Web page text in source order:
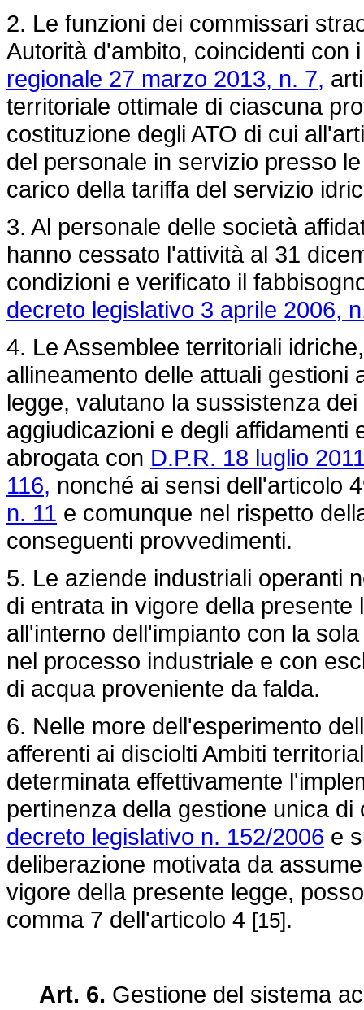
2. Le funzioni dei commissari
Autorità d'ambito, coincidenti
regionale 27 marzo 2013, n. 7,
territoriale ottimale di ciascuna
costituzione degli ATO di cui
del personale in servizio presso
carico della tariffa del servizio
3. Al personale delle società
hanno cessato l'attività al 31
condizioni e verificato il
decreto legislativo 3 aprile 2006,
4. Le Assemblee territoriali
allineamento delle attuali gestioni
legge, valutano la sussistenza
aggiudicazioni e degli affidamenti
abrogata con D.P.R. 18 luglio
116, nonché ai sensi dell'articolo
n. 11 e comunque nel rispetto
conseguenti provvedimenti.
5. Le aziende industriali operanti
di entrata in vigore della
all'interno dell'impianto con la
nel processo industriale e con
di acqua proveniente da falda.
6. Nelle more dell'esperimento
afferenti ai disciolti Ambiti
determinata effettivamente
pertinenza della gestione unica
decreto legislativo n. 152/2006 e
deliberazione motivata da
vigore della presente legge,
comma 7 dell'articolo 4 [15].
Art. 6. Gestione del sistema